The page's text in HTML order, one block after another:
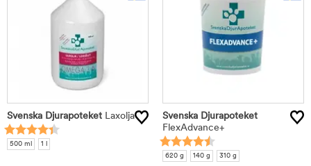
Svenska Djurapoteket Laxolja
500 ml 1 l
Svenska Djurapoteket
FlexAdvance+
620 g 140 g 310 g